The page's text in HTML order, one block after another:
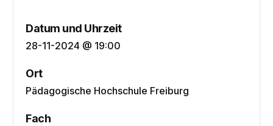
Datum und Uhrzeit
28-11-2024 @ 19:00
Ort
Pädagogische Hochschule Freiburg
Fach